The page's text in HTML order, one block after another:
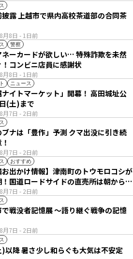
月8日 - 1日前
披露 上越市で県内高校茶道部の合同茶
警察
月8日 - 1日前
ネーカードが欲しい… 特殊詐欺を未然
！コンビニ店員に感謝状
ニュース
月7日 - 2日前
ナイトマーケット」開幕！ 高田城址公
(土)まで
月7日 - 2日前
「豊作」予測 クマ出没に引き続
おすすめ
月7日 - 2日前
お出かけ情報】津南町のトウモロコシが
国道ロードサイドの直売所は朝から長
月7日 - 2日前
戦没者記憶展 ～語り継ぐ戦争の記憶
8日(土)以降 暑さ少し和らぐも大気は不安定